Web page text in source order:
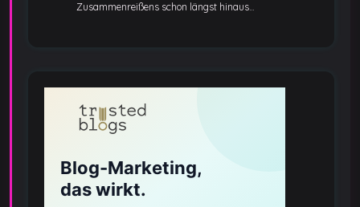
Zusammenreißens schon längst hinaus…